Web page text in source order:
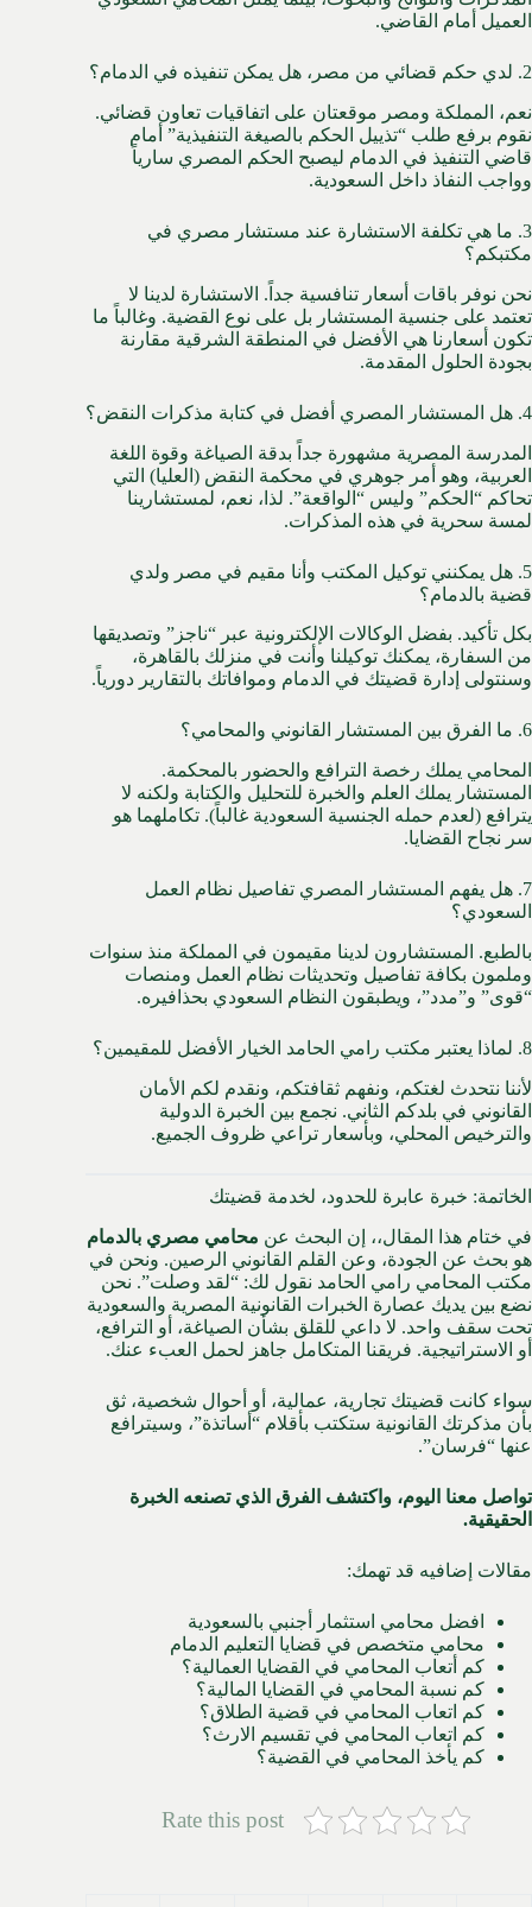
العميل أمام القاضي.
2. لدي حكم قضائي من مصر، هل يمكن تنفيذه في الدمام؟
نعم، المملكة ومصر موقعتان على اتفاقيات تعاون قضائي.
نقوم برفع طلب “تذييل الحكم بالصيغة التنفيذية” أمام
قاضي التنفيذ في الدمام ليصبح الحكم المصري سارياً
وواجب النفاذ داخل السعودية.
3. ما هي تكلفة الاستشارة عند مستشار مصري في
مكتبكم؟
نحن نوفر باقات أسعار تنافسية جداً. الاستشارة لدينا لا
تعتمد على جنسية المستشار بل على نوع القضية. وغالباً ما
تكون أسعارنا هي الأفضل في المنطقة الشرقية مقارنة
بجودة الحلول المقدمة.
4. هل المستشار المصري أفضل في كتابة مذكرات النقض؟
المدرسة المصرية مشهورة جداً بدقة الصياغة وقوة اللغة
العربية، وهو أمر جوهري في محكمة النقض (العليا) التي
تحاكم “الحكم” وليس “الواقعة”. لذا، نعم، لمستشارينا
لمسة سحرية في هذه المذكرات.
5. هل يمكنني توكيل المكتب وأنا مقيم في مصر ولدي
قضية بالدمام؟
بكل تأكيد. بفضل الوكالات الإلكترونية عبر “ناجز” وتصديقها
من السفارة، يمكنك توكيلنا وأنت في منزلك بالقاهرة،
وسنتولى إدارة قضيتك في الدمام وموافاتك بالتقارير دورياً.
6. ما الفرق بين المستشار القانوني والمحامي؟
المحامي يملك رخصة الترافع والحضور بالمحكمة.
المستشار يملك العلم والخبرة للتحليل والكتابة ولكنه لا
يترافع (لعدم حمله الجنسية السعودية غالباً). تكاملهما هو
سر نجاح القضايا.
7. هل يفهم المستشار المصري تفاصيل نظام العمل
السعودي؟
بالطبع. المستشارون لدينا مقيمون في المملكة منذ سنوات
وملمون بكافة تفاصيل وتحديثات نظام العمل ومنصات
“قوى” و”مدد”، ويطبقون النظام السعودي بحذافيره.
8. لماذا يعتبر مكتب رامي الحامد الخيار الأفضل للمقيمين؟
لأننا نتحدث لغتكم، ونفهم ثقافتكم، ونقدم لكم الأمان
القانوني في بلدكم الثاني. نجمع بين الخبرة الدولية
والترخيص المحلي، وبأسعار تراعي ظروف الجميع.
الخاتمة: خبرة عابرة للحدود، لخدمة قضيتك
في ختام هذا المقال،، إن البحث عن محامي مصري بالدمام
هو بحث عن الجودة، وعن القلم القانوني الرصين. ونحن في
مكتب المحامي رامي الحامد نقول لك: “لقد وصلت”. نحن
نضع بين يديك عصارة الخبرات القانونية المصرية والسعودية
تحت سقف واحد. لا داعي للقلق بشأن الصياغة، أو الترافع،
أو الاستراتيجية. فريقنا المتكامل جاهز لحمل العبء عنك.
سواء كانت قضيتك تجارية، عمالية، أو أحوال شخصية، ثق
بأن مذكرتك القانونية ستكتب بأقلام “أساتذة”، وسيترافع
عنها “فرسان”.
تواصل معنا اليوم، واكتشف الفرق الذي تصنعه الخبرة
الحقيقية.
مقالات إضافيه قد تهمك:
افضل محامي استثمار أجنبي بالسعودية
محامي متخصص في قضايا التعليم الدمام
كم أتعاب المحامي في القضايا العمالية؟
كم نسبة المحامي في القضايا المالية؟
كم اتعاب المحامي في قضية الطلاق؟
كم اتعاب المحامي في تقسيم الارث؟
كم يأخذ المحامي في القضية؟
Rate this post